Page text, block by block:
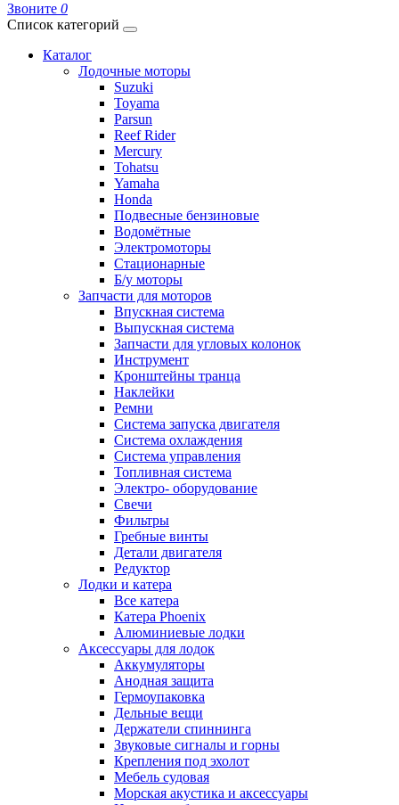
Звоните 0
Список категорий
Каталог
Лодочные моторы
Suzuki
Toyama
Parsun
Reef Rider
Mercury
Tohatsu
Yamaha
Honda
Подвесные бензиновые
Водомётные
Электромоторы
Стационарные
Б/у моторы
Запчасти для моторов
Впускная система
Выпускная система
Запчасти для угловых колонок
Инструмент
Кронштейны транца
Наклейки
Ремни
Система запуска двигателя
Система охлаждения
Система управления
Топливная система
Электро- оборудование
Свечи
Фильтры
Гребные винты
Детали двигателя
Редуктор
Лодки и катера
Все катера
Катера Phoenix
Алюминиевые лодки
Аксессуары для лодок
Аккумуляторы
Анодная защита
Гермоупаковка
Дельные вещи
Держатели спиннинга
Звуковые сигналы и горны
Крепления под эхолот
Мебель судовая
Морская акустика и аксессуары